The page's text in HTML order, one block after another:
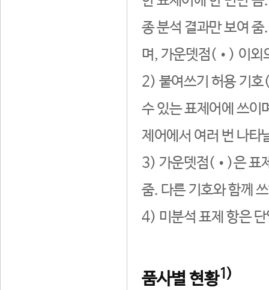
종 분석 결과만 보여
며, 가운뎃점(•) 이외
2) 붙여쓰기 허용 기호
수 있는 표제어에 쓰이
제어에서 여러 번 나타
3) 가운뎃점(•)은 표
줌. 다른 기호와 함께
4) 미분석 표제 항은
품사별 현황1)